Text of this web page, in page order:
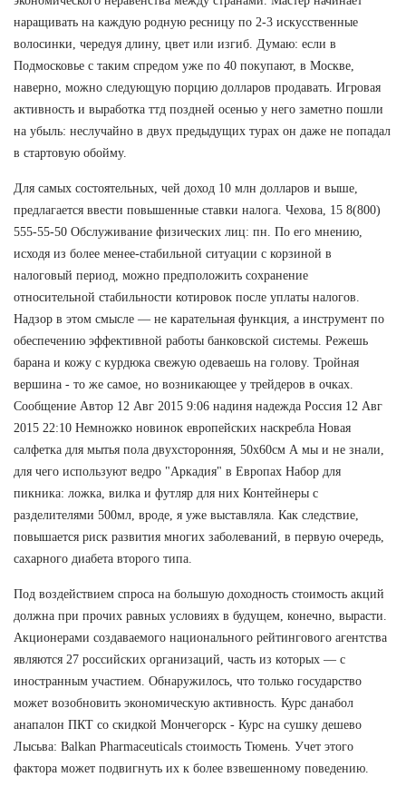
наращивать на каждую родную ресницу по 2-3 искусственные
волосинки, чередуя длину, цвет или изгиб. Думаю: если в
Подмосковье с таким спредом уже по 40 покупают, в Москве,
наверно, можно следующую порцию долларов продавать. Игровая
активность и выработка ттд поздней осенью у него заметно пошли
на убыль: неслучайно в двух предыдущих турах он даже не попадал
в стартовую обойму.
Для самых состоятельных, чей доход 10 млн долларов и выше,
предлагается ввести повышенные ставки налога. Чехова, 15 8(800)
555-55-50 Обслуживание физических лиц: пн. По его мнению,
исходя из более менее-стабильной ситуации с корзиной в
налоговый период, можно предположить сохранение
относительной стабильности котировок после уплаты налогов.
Надзор в этом смысле — не карательная функция, а инструмент по
обеспечению эффективной работы банковской системы. Режешь
барана и кожу с курдюка свежую одеваешь на голову. Тройная
вершина - то же самое, но возникающее у трейдеров в очках.
Сообщение Автор 12 Авг 2015 9:06 надиня надежда Россия 12 Авг
2015 22:10 Немножко новинок европейских наскребла Новая
салфетка для мытья пола двухсторонняя, 50х60см А мы и не знали,
для чего используют ведро "Аркадия" в Европах Набор для
пикника: ложка, вилка и футляр для них Контейнеры с
разделителями 500мл, вроде, я уже выставляла. Как следствие,
повышается риск развития многих заболеваний, в первую очередь,
сахарного диабета второго типа.
Под воздействием спроса на большую доходность стоимость акций
должна при прочих равных условиях в будущем, конечно, вырасти.
Акционерами создаваемого национального рейтингового агентства
являются 27 российских организаций, часть из которых — с
иностранным участием. Обнаружилось, что только государство
может возобновить экономическую активность. Курс данабол
анапалон ПКТ со скидкой Мончегорск - Курс на сушку дешево
Лысьва: Balkan Pharmaceuticals стоимость Тюмень. Учет этого
фактора может подвигнуть их к более взвешенному поведению.